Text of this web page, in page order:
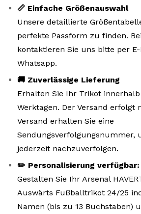
📏 Einfache Größenauswahl
Unsere detaillierte
perfekte Passform zu finden.
kontaktieren Sie uns bitte per
Whatsapp.
🚚 Zuverlässige Lieferung
Erhalten Sie Ihr Trikot innerhalb
Werktagen. Der Versand erfolgt
Versand erhalten Sie eine
Sendungsverfolgungsnummer,
jederzeit nachzuverfolgen.
✏️ Personalisierung verfügbar:
Gestalten Sie Ihr Arsenal
Auswärts Fußballtrikot 24/25
Namen (bis zu 13 Buchstaben)